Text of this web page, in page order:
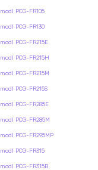
modl PCG-FR105
modl PCG-FR130
modl PCG-FR215E
modl PCG-FR215H
modl PCG-FR215M
modl PCG-FR215S
modl PCG-FR285E
modl PCG-FR285M
modl PCG-FR295MP
modl PCG-FR315
modl PCG-FR315B